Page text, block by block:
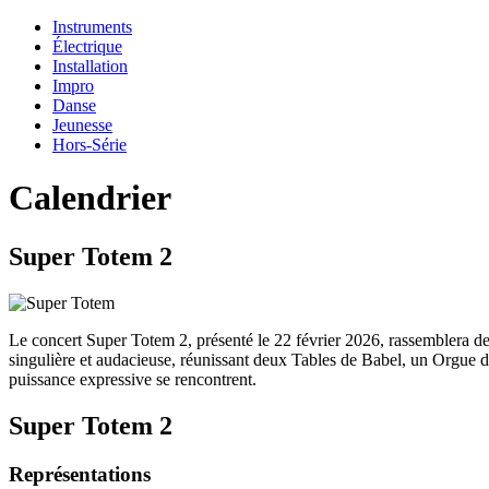
Instruments
Électrique
Installation
Impro
Danse
Jeunesse
Hors-Série
Calendrier
Super Totem 2
Le concert Super Totem 2, présenté le 22 février 2026, rassemblera
singulière et audacieuse, réunissant deux Tables de Babel, un
puissance expressive se rencontrent.
Super Totem 2
Représentations